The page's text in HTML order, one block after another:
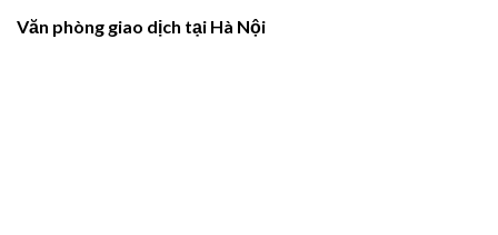
Văn phòng giao dịch tại Hà Nội